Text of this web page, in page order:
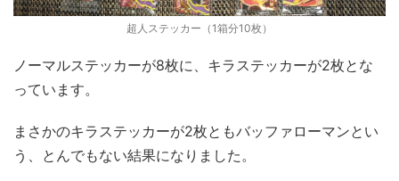
超人ステッカー（1箱分10枚）
ノーマルステッカーが8枚に、キラステッカーが2枚とな
っています。
まさかのキラステッカーが2枚ともバッファローマンとい
う、とんでもない結果になりました。